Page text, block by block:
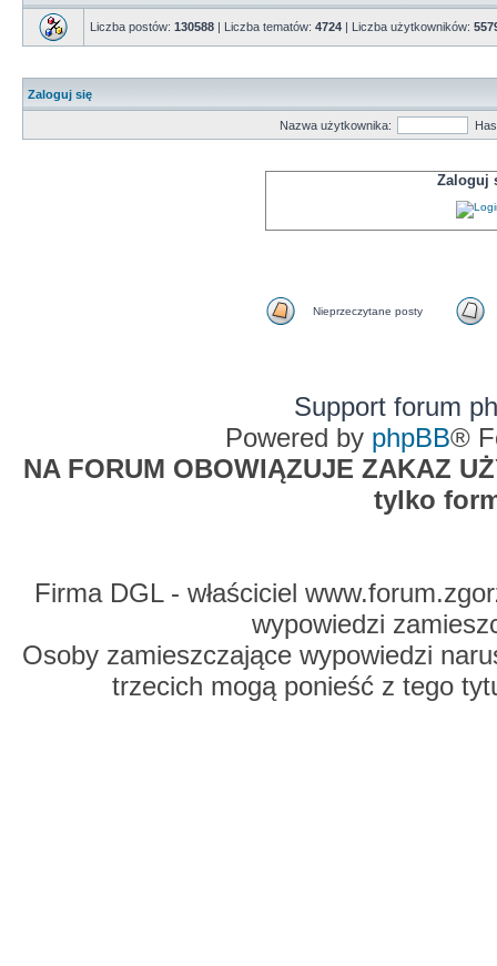
Liczba postów: 130588 | Liczba tematów: 4724 | Liczba użytkowników:
Zaloguj się
Nazwa użytkownika:
Zaloguj
Nieprzeczytane posty
Support forum
Powered by phpBB®
NA FORUM OBOWIĄZUJE ZAKAZ
tylko
Firma DGL - właściciel
wypowiedzi
Osoby zamieszczające wypowiedzi
trzecich mogą ponieść z tego